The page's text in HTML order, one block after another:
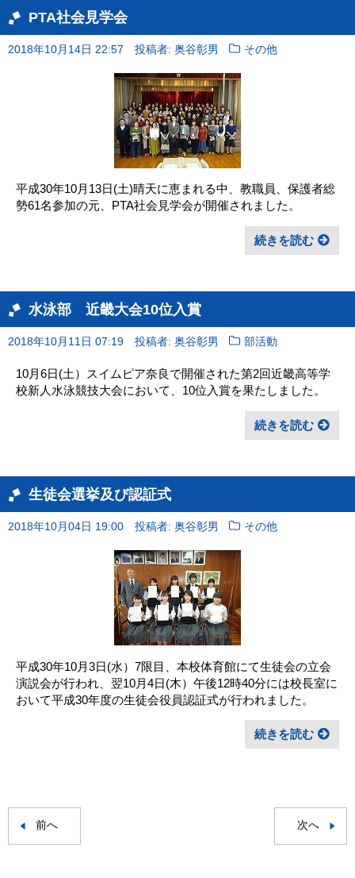
PTA社会見学会
2018年10月14日 22:57 投稿者: 奥谷彰男 その他
平成30年10月13日(土)晴天に恵まれる中、教職員、保護者総
勢61名参加の元、PTA社会見学会が開催されました。
続きを読む
水泳部 近畿大会10位入賞
2018年10月11日 07:19 投稿者: 奥谷彰男 部活動
10月6日(土）スイムピア奈良で開催された第2回近畿高等学
校新人水泳競技大会において、10位入賞を果たしました。
続きを読む
生徒会選挙及び認証式
2018年10月04日 19:00 投稿者: 奥谷彰男 その他
平成30年10月3日(水）7限目、本校体育館にて生徒会の立会
演説会が行われ、翌10月4日(木）午後12時40分には校長室に
おいて平成30年度の生徒会役員認証式が行われました。
続きを読む
前へ 次へ